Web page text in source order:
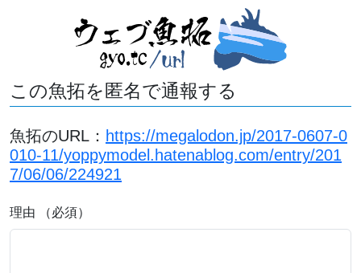
この魚拓を匿名で通報する
魚拓のURL： https://megalodon.jp/2017-0607-0
010-11/yoppymodel.hatenablog.com/entry/201
7/06/06/224921
理由 （必須）